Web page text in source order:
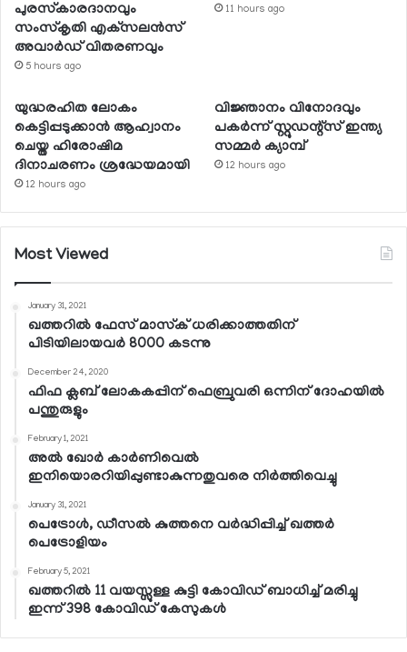
പുരസ്‌കാരദാനവും
സംസ്‌കൃതി എക്‌സലന്‍സ്
അവാര്‍ഡ് വിതരണവും
5 hours ago
11 hours ago
യുദ്ധരഹിത ലോകം
കെട്ടിപ്പടുക്കാന്‍ ആഹ്വാനം
ചെയ്ത ഹിരോഷിമ
ദിനാചരണം ശ്രദ്ധേയമായി
12 hours ago
വിജ്ഞാനം വിനോദവും
പകര്‍ന്ന് സ്റ്റുഡന്റ്‌സ് ഇന്ത്യ
സമ്മര്‍ ക്യാമ്പ്
12 hours ago
Most Viewed
January 31, 2021
ഖത്തറില്‍ ഫേസ് മാസ്‌ക് ധരിക്കാത്തതിന്
പിടിയിലായവര്‍ 8000 കടന്നു
December 24, 2020
ഫിഫ ക്ലബ് ലോകകപ്പിന് ഫെബ്രുവരി ഒന്നിന് ദോഹയില്‍
പന്തുരുളും
February 1, 2021
അല്‍ ഖോര്‍ കാര്‍ണിവെല്‍
ഇനിയൊരറിയിപ്പുണ്ടാകുന്നതുവരെ നിര്‍ത്തിവെച്ചു
January 31, 2021
പെട്രോള്‍, ഡീസല്‍ കുത്തനെ വര്‍ദ്ധിപ്പിച്ച് ഖത്തര്‍
പെട്രോളിയം
February 5, 2021
ഖത്തറില്‍ 11 വയസ്സുള്ള കുട്ടി കോവിഡ് ബാധിച്ച് മരിച്ചു
ഇന്ന് 398 കോവിഡ് കേസുകള്‍